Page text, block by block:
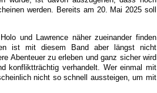
werden. Bereits am 20. Mai 2025 soll
und Lawrence näher zueinander finden
ist mit diesem Band aber längst nicht
Abenteuer zu erleben und ganz sicher wird
konfliktträchtig verhandelt. Wer einmal mit
nicht so schnell aussteigen, um mit